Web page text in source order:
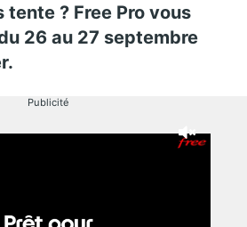
? Free Pro vous
26 au 27 septembre
Publicité